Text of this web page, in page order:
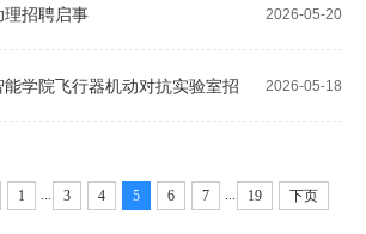
2026-05-20
理招聘启事
2026-05-18
学院飞行器机动对抗实验室招
1 ... 3 4 5 6 7 ... 19 下页